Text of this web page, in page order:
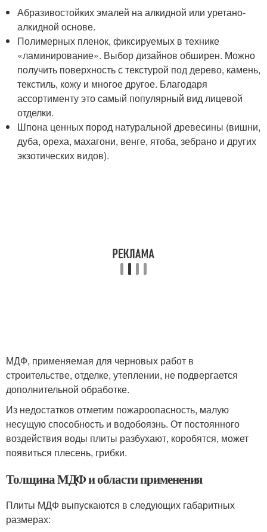
Абразивостойких эмалей на алкидной или уретано-
алкидной основе.
Полимерных пленок, фиксируемых в технике
«ламинирование». Выбор дизайнов обширен. Можно
получить поверхность с текстурой под дерево, камень,
текстиль, кожу и многое другое. Благодаря
ассортименту это самый популярный вид лицевой
отделки.
Шпона ценных пород натуральной древесины (вишни,
дуба, ореха, махагони, венге, ятоба, зебрано и других
экзотических видов).
МДФ, применяемая для черновых работ в
строительстве, отделке, утеплении, не подвергается
дополнительной обработке.
Из недостатков отметим пожароопасность, малую
несущую способность и водобоязнь. От постоянного
воздействия воды плиты разбухают, коробятся, может
появиться плесень, грибки.
Толщина МДФ и области применения
Плиты МДФ выпускаются в следующих габаритных
размерах: